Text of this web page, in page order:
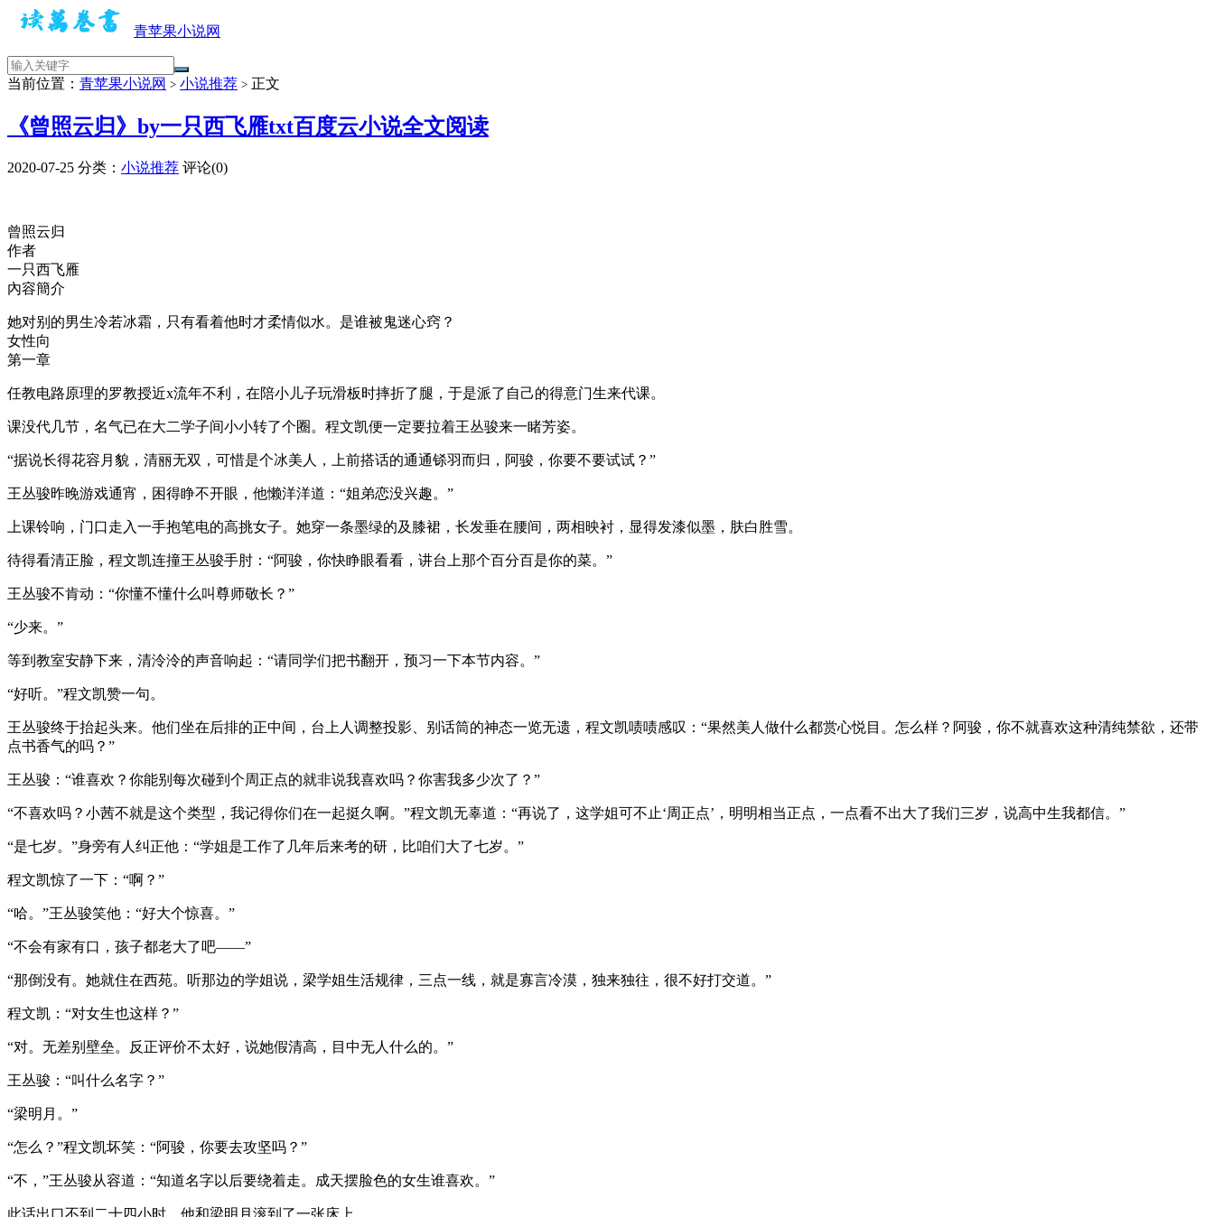
青苹果小说网
当前位置： 青苹果小说网 > 小说推荐 > 正文
《曾照云归》by一只西飞雁txt百度云小说全文阅读
2020-07-25 分类： 小说推荐 评论(0)
曾照云归
作者
一只西飞雁
內容簡介
她对别的男生冷若冰霜，只有看着他时才柔情似水。是谁被鬼迷心窍？
女性向
第一章
任教电路原理的罗教授近x流年不利，在陪小儿子玩滑板时摔折了腿，于是派了自己的得意门生来代课。
课没代几节，名气已在大二学子间小小转了个圈。程文凯便一定要拉着王丛骏来一睹芳姿。
“据说长得花容月貌，清丽无双，可惜是个冰美人，上前搭话的通通铩羽而归，阿骏，你要不要试试？”
王丛骏昨晚游戏通宵，困得睁不开眼，他懒洋洋道：“姐弟恋没兴趣。”
上课铃响，门口走入一手抱笔电的高挑女子。她穿一条墨绿的及膝裙，长发垂在腰间，两相映衬，显得发漆似墨，肤白胜雪。
待得看清正脸，程文凯连撞王丛骏手肘：“阿骏，你快睁眼看看，讲台上那个百分百是你的菜。”
王丛骏不肯动：“你懂不懂什么叫尊师敬长？”
“少来。”
等到教室安静下来，清泠泠的声音响起：“请同学们把书翻开，预习一下本节内容。”
“好听。”程文凯赞一句。
王丛骏终于抬起头来。他们坐在后排的正中间，台上人调整投影、别话筒的神态一览无遗，程文凯啧啧感叹：“果然美人做什么都赏心悦目。怎么样？阿骏，你不就喜欢这种清纯禁欲，还带
点书香气的吗？”
王丛骏：“谁喜欢？你能别每次碰到个周正点的就非说我喜欢吗？你害我多少次了？”
“不喜欢吗？小茜不就是这个类型，我记得你们在一起挺久啊。”程文凯无辜道：“再说了，这学姐可不止‘周正点’，明明相当正点，一点看不出大了我们三岁，说高中生我都信。”
“是七岁。”身旁有人纠正他：“学姐是工作了几年后来考的研，比咱们大了七岁。”
程文凯惊了一下：“啊？”
“哈。”王丛骏笑他：“好大个惊喜。”
“不会有家有口，孩子都老大了吧——”
“那倒没有。她就住在西苑。听那边的学姐说，梁学姐生活规律，三点一线，就是寡言冷漠，独来独往，很不好打交道。”
程文凯：“对女生也这样？”
“对。无差别壁垒。反正评价不太好，说她假清高，目中无人什么的。”
王丛骏：“叫什么名字？”
“梁明月。”
“怎么？”程文凯坏笑：“阿骏，你要去攻坚吗？”
“不，”王丛骏从容道：“知道名字以后要绕着走。成天摆脸色的女生谁喜欢。”
此话出口不到二十四小时，他和梁明月滚到了一张床上。